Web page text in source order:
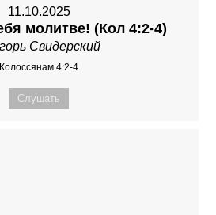
11.10.2025
молитве! (Кол 4:2-4)
Свидерский
Колоссянам 4:2-4
Слушать